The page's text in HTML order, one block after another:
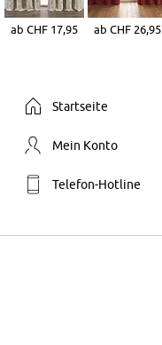
ab CHF 17,95 ab CHF 26,95
Startseite
Mein Konto
Telefon-Hotline